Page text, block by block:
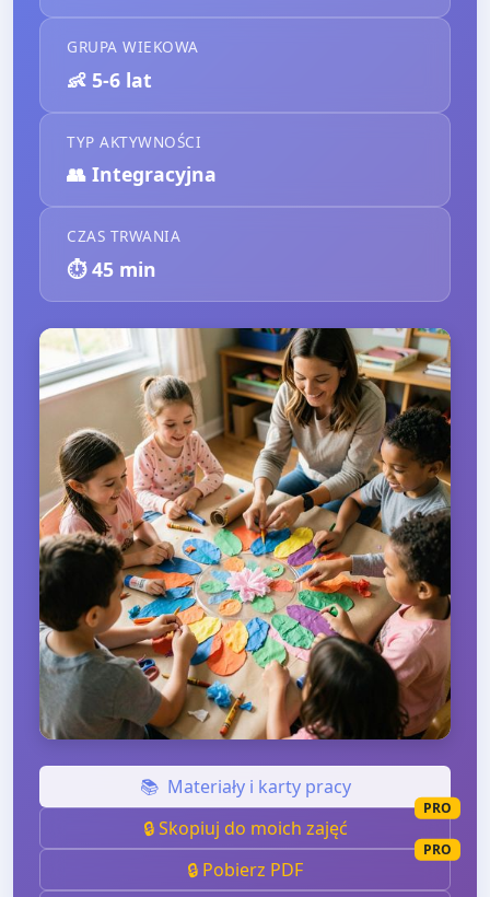
GRUPA WIEKOWA
👶 5-6 lat
TYP AKTYWNOŚCI
👥 Integracyjna
CZAS TRWANIA
⏱️45 min
📚 Materiały i karty pracy
🔒 Skopiuj do moich zajęć
PRO
🔒 Pobierz PDF
PRO